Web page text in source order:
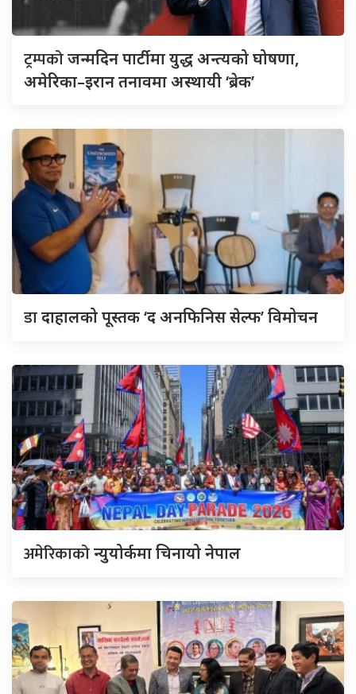
ट्रम्पकोजन्मदिन पार्टीमा युद्ध अन्त्यको घोषणा,
अमेरिका–इरान तनावमा अस्थायी ‘ब्रेक’
डादाहालको पूस्तक ‘द अनफिनिस सेल्फ’ विमोचन
अमेरिकाकोन्युयोर्कमा चिनायो नेपाल